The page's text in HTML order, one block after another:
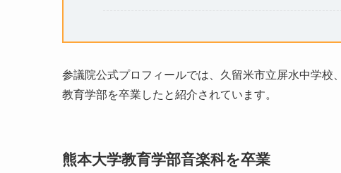
参議院公式プロフィールでは、久留米市立屏水中学
教育学部を卒業したと紹介されています。
熊本大学教育学部音楽科を卒業